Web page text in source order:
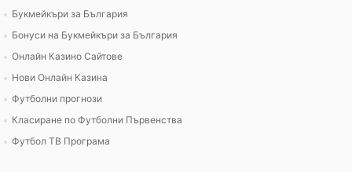
Букмейкъри за България
Бонуси на Букмейкъри за България
Онлайн Казино Сайтове
Нови Онлайн Казина
Футболни прогнози
Класиране по Футболни Първенства
Футбол ТВ Програма